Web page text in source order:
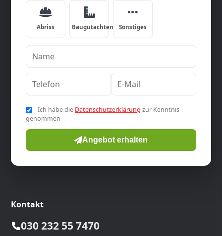
Kontakt
030 232 55 7470
Abriss Baugutachten Sonstiges
Ich habe die Datenschutzerklärung zur Kenntnis
genommen
Angebot erhalten